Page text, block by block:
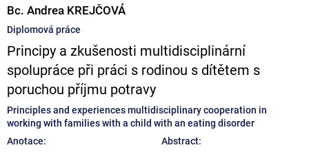
Bc. Andrea KREJČOVÁ
Diplomová práce
Principy a zkušenosti multidisciplinární
spolupráce při práci s rodinou s dítětem s
poruchou příjmu potravy
Principles and experiences multidisciplinary cooperation in
working with families with a child with an eating disorder
Anotace:
Abstract: